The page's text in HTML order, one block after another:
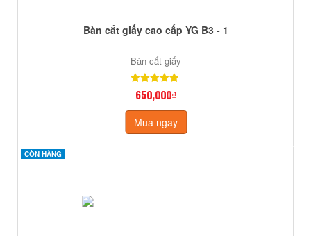
Bàn cắt giấy cao cấp YG B3 - 1
Bàn cắt giấy
650,000₫
Mua ngay
CÒN HÀNG
CÒN HÀNG